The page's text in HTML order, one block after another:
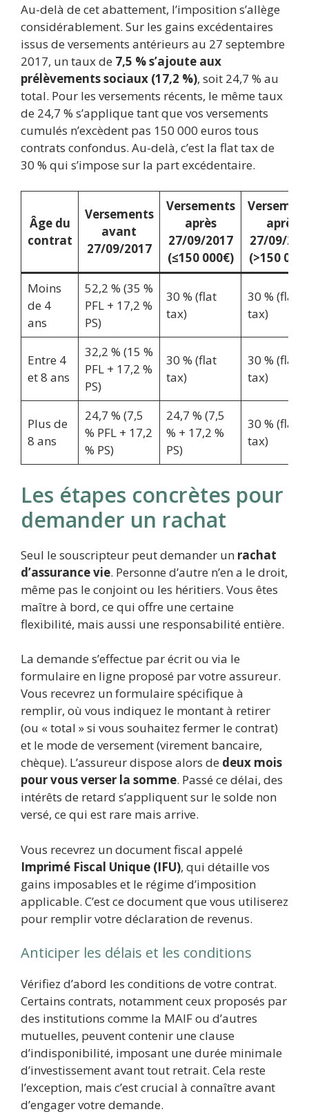
Au-delà de cet abattement, l’imposition s’allège
considérablement. Sur les gains excédentaires
issus de versements antérieurs au 27 septembre
2017, un taux de 7,5 % s’ajoute aux
prélèvements sociaux (17,2 %), soit 24,7 % au
total. Pour les versements récents, le même taux
de 24,7 % s’applique tant que vos versements
cumulés n’excèdent pas 150 000 euros tous
contrats confondus. Au-delà, c’est la flat tax de
30 % qui s’impose sur la part excédentaire.
Âge du
contrat
Versements
avant
27/09/2017
Versements
après
27/09/2017
(≤150 000€)
après
27/09/
(>150
Moins
de 4
ans
52,2 % (35 %
PFL + 17,2 %
PS)
30 % (flat
tax)
30 % (flat
tax)
Entre 4
et 8 ans
32,2 % (15 %
PFL + 17,2 %
PS)
30 % (flat
tax)
30 % (flat
tax)
Plus de
8 ans
24,7 % (7,5
% PFL + 17,2
% PS)
24,7 % (7,5
% + 17,2 %
PS)
30 % (flat
tax)
Les étapes concrètes pour
demander un rachat
Seul le souscripteur peut demander un rachat
d’assurance vie. Personne d’autre n’en a le droit,
même pas le conjoint ou les héritiers. Vous êtes
maître à bord, ce qui offre une certaine
flexibilité, mais aussi une responsabilité entière.
La demande s’effectue par écrit ou via le
formulaire en ligne proposé par votre assureur.
Vous recevrez un formulaire spécifique à
remplir, où vous indiquez le montant à retirer
(ou « total » si vous souhaitez fermer le contrat)
et le mode de versement (virement bancaire,
chèque). L’assureur dispose alors de deux mois
pour vous verser la somme. Passé ce délai, des
intérêts de retard s’appliquent sur le solde non
versé, ce qui est rare mais arrive.
Vous recevrez un document fiscal appelé
Imprimé Fiscal Unique (IFU), qui détaille vos
gains imposables et le régime d’imposition
applicable. C’est ce document que vous utiliserez
pour remplir votre déclaration de revenus.
Anticiper les délais et les conditions
Vérifiez d’abord les conditions de votre contrat.
Certains contrats, notamment ceux proposés par
des institutions comme la MAIF ou d’autres
mutuelles, peuvent contenir une clause
d’indisponibilité, imposant une durée minimale
d’investissement avant tout retrait. Cela reste
l’exception, mais c’est crucial à connaître avant
d’engager votre demande.